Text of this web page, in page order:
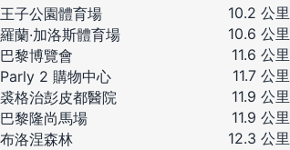
王子公園體育場
10.2 公里
羅蘭·加洛斯體育場
10.6 公里
巴黎博覽會
11.6 公里
Parly 2 購物中心
11.7 公里
裘格治彭皮都醫院
11.9 公里
巴黎隆尚馬場
11.9 公里
布洛涅森林
12.3 公里